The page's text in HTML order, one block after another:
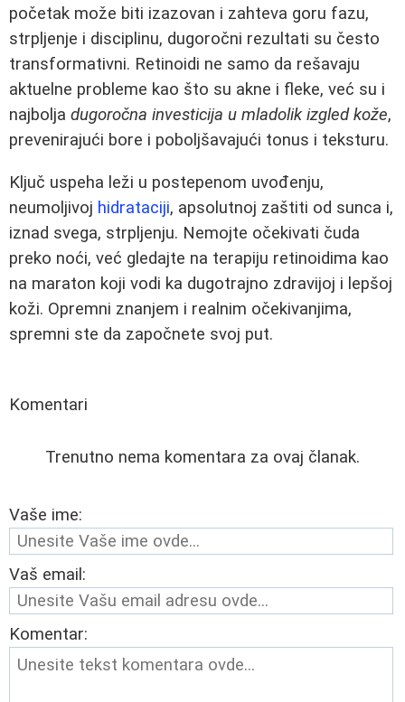
početak može biti izazovan i zahteva goru fazu,
strpljenje i disciplinu, dugoročni rezultati su često
transformativni. Retinoidi ne samo da rešavaju
aktuelne probleme kao što su akne i fleke, već su i
najbolja dugoročna investicija u mladolik izgled kože,
prevenirajući bore i poboljšavajući tonus i teksturu.
Ključ uspeha leži u postepenom uvođenju,
neumoljivoj hidrataciji, apsolutnoj zaštiti od sunca i,
iznad svega, strpljenju. Nemojte očekivati čuda
preko noći, već gledajte na terapiju retinoidima kao
na maraton koji vodi ka dugotrajno zdravijoj i lepšoj
koži. Opremni znanjem i realnim očekivanjima,
spremni ste da započnete svoj put.
Komentari
Trenutno nema komentara za ovaj članak.
Vaše ime:
Vaš email:
Komentar: